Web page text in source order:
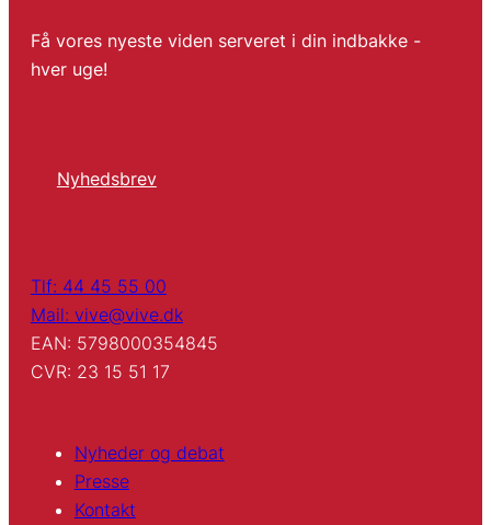
Få vores nyeste viden serveret i din indbakke -
hver uge!
Nyhedsbrev
Tlf: 44 45 55 00
Mail: vive@vive.dk
EAN: 5798000354845
CVR: 23 15 51 17
Nyheder og debat
Presse
Kontakt